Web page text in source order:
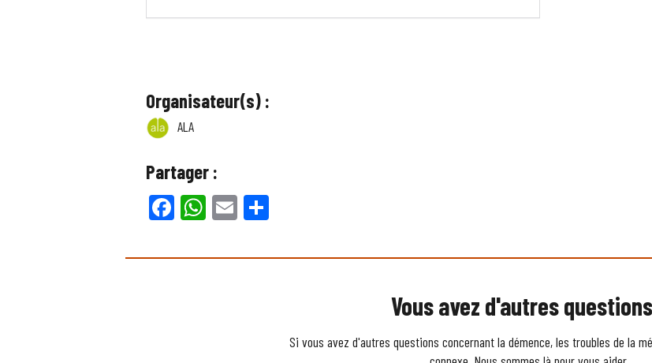
Organisateur(s) :
ALA
Partager :
Facebook
WhatsApp
Email
Vous avez d'autres
Si vous avez d'autres questions concernant la démence, les troubles de la